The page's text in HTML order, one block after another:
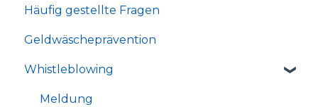
Häufig gestellte Fragen
Geldwäscheprävention
Whistleblowing
Meldung